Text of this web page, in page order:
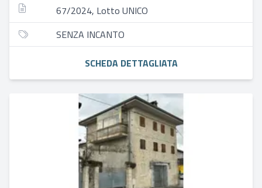
67/2024, Lotto UNICO
SENZA INCANTO
SCHEDA DETTAGLIATA